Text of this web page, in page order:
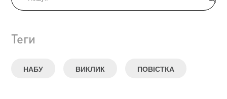
Теги
НАБУ ВИКЛИК ПОВІСТКА